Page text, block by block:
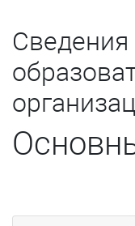
Сведения